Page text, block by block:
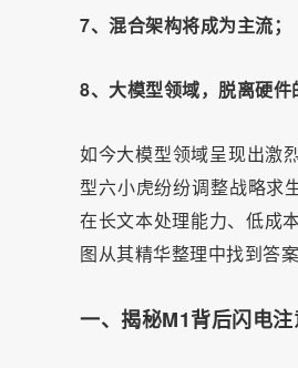
7、混合架构将成为主流；
8、大模型领域，脱离硬件
如今大模型领域呈现出激
型六小虎纷纷调整战略求
在长文本处理能力、低成
图从其精华整理中找到答案
一、揭秘M1背后闪电